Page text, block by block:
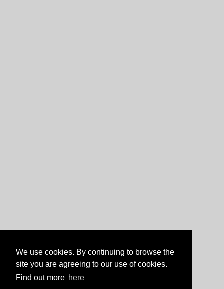
We use cookies. By continuing to browse the
site you are agreeing to our use of cookies.
Find out more here